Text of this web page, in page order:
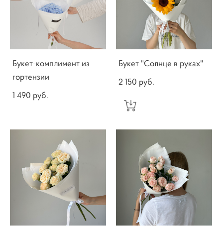
Букет-комплимент из
гортензии
1 490 pуб.
Букет "Солнце в руках"
2 150 pуб.